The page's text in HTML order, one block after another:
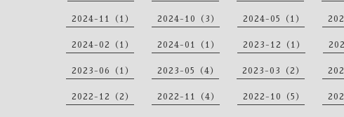
2024-11（1） 2024-10（3） 2024-05（1）
2024-02（1） 2024-01（1） 2023-12（1）
2023-06（1） 2023-05（4） 2023-03（2）
2022-12（2） 2022-11（4） 2022-10（5）